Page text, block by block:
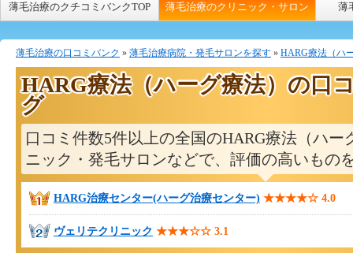
薄毛治療のクチコミバンクTOP 薄毛治療のクリニック・サロン 薄
薄毛治療の口コミバンク » 薄毛治療病院・発毛サロンを探す » HARG療法（ハ
HARG療法（ハーグ療法）の口
グ
口コミ件数5件以上の全国のHARG療法（ハー
ニック・発毛サロンなどで、評価の高いもの
HARG治療センター(ハーグ治療センター) ★★★★☆ 4.0
ヴェリテクリニック ★★★☆☆ 3.1